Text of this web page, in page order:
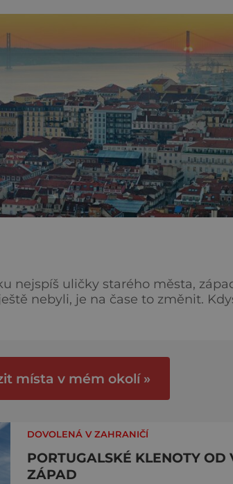
nejspíš uličky starého města,
nebyli, je na čase to změnit.
kterým si to rachotí starodávné
místa v mém okolí »
DOVOLENÁ V ZAHRANIČÍ
PORTUGALSKÉ KLENOTY OD
ZÁPAD